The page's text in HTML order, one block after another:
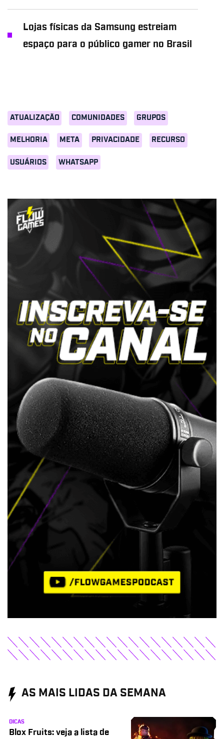
ATUALIZAÇÃO COMUNIDADES GRUPOS
MELHORIA META PRIVACIDADE RECURSO
USUÁRIOS WHATSAPP
Lojas físicas da Samsung estreiam
espaço para o público gamer no Brasil
AS MAIS LIDAS DA SEMANA
DICAS
Blox Fruits: veja a lista de